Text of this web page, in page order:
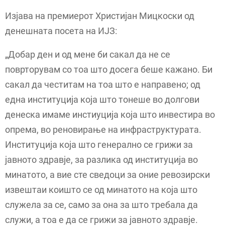
Изјава на премиерот Христијан Мицкоски од
денешната посета на ИЈЗ:
„Добар ден и од мене би сакал да не се
повртoрувам со тоа што досега беше кажано. Би
сакал да честитам на тоа што е направено; од
една институција која што тонеше во долгови
денеска имаме инстиуција која што инвестира во
опрема, во реновирање на инфраструктурата.
Институција која што генерално се грижи за
јавното здравје, за разлика од институција во
минатото, а вие сте сведоци за оние ревозирски
извештаи коишто се од минатото на која што
служела за се, само за она за што требала да
служи, а тоа е да се грижи за јавното здравје.